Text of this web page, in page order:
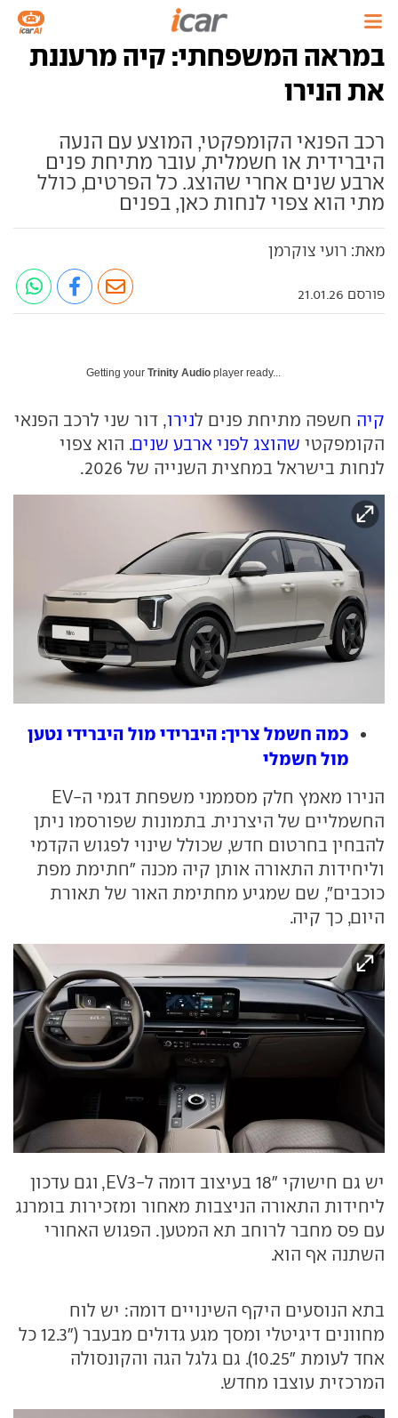
במראה המשפחתי: קיה מרעננת
את הנירו
רכב הפנאי הקומפקטי, המוצע עם הנעה
היברידית או חשמלית, עובר מתיחת פנים
ארבע שנים אחרי שהוצג. כל הפרטים, כולל
מתי הוא צפוי לנחות כאן, בפנים
מאת: רועי צוקרמן
פורסם 21.01.26
Getting your Trinity Audio player ready...
קיה חשפה מתיחת פנים לנירו, דור שני לרכב הפנאי
הקומפקטי שהוצג לפני ארבע שנים. הוא צפוי
לנחות בישראל במחצית השנייה של 2026.
כמה חשמל צריך: היברידי מול היברידי נטען
מול חשמלי
הנירו מאמץ חלק מסממני משפחת דגמי ה-EV
החשמליים של היצרנית. בתמונות שפורסמו ניתן
להבחין בחרטום חדש, שכולל שינוי לפגוש הקדמי
וליחידות התאורה אותן קיה מכנה "חתימת מפת
כוכבים", שם שמגיע מחתימת האור של תאורת
היום, כך קיה.
יש גם חישוקי "18 בעיצוב דומה ל-EV3, וגם עדכון
ליחידות התאורה הניצבות מאחור ומזכירות בומרנג
עם פס מחבר לרוחב תא המטען. הפגוש האחורי
השתנה אף הוא.
בתא הנוסעים היקף השינויים דומה: יש לוח
מחוונים דיגיטלי ומסך מגע גדולים מבעבר ("12.3 כל
אחד לעומת "10.25). גם גלגל הגה והקונסולה
המרכזית עוצבו מחדש.